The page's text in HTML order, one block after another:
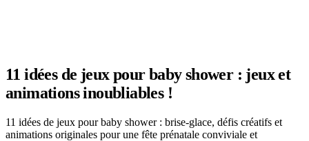
11 idées de jeux pour baby shower : jeux et
animations inoubliables !
11 idées de jeux pour baby shower : brise-glace, défis créatifs et
animations originales pour une fête prénatale conviviale et